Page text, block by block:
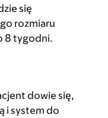
się
rozmiaru
8 tygodni.
dowie się,
i system do